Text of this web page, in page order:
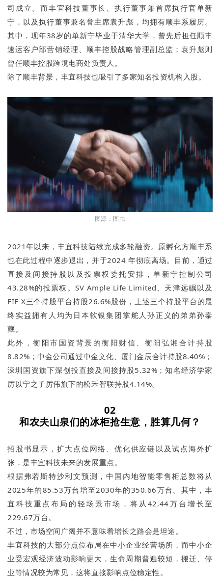
司成立。而丰宜科技董事长、执行董事兼首席执行官单新
宁，以及执行董事兼名誉主席袁升彪，均拥有顺丰系履历。
其中，现年38岁的单新宁毕业于清华大学，曾先后担任顺丰
速运客户部营销经理、顺丰控股战略管理副总监；袁升彪则
曾任顺丰控股跨境电商处负责人。
除了顺丰背景，丰宜科技也吸引了多家知名投资机构入股。
图源：图虫
2021年以来，丰宜科技陆续完成多轮融资。原孵化方顺丰系
也在此过程中逐步退出，并于2024 年彻底离场。目前，通过
直接及间接持股以及投票权委托安排，单新宁控制公司
43.28%的投票权。SV Ample Life Limited、天津远瞩以及
FIF X三个持股平台持股26.6%股份，上述三个持股平台的最
终实益拥有人均为日本软银集团掌舵人孙正义的弟弟孙泰
藏。
此外，衡阳市国资背景的衡阳财信、衡阳弘湘合计持股
8.82%；中金公司通过中金文化、厦门金辰合计持股8.40%；
深圳国资旗下深创投直接及间接持股5.32%；知名经济学家
厉以宁之子厉伟旗下的松禾智联持股4.14%。
02
和农夫山泉们的冰柜抢生意，胜算几何？
招股书显示，扩大点位网络、优化供应链以及试点海外扩
张，是丰宜科技未来的发展重点。
根据弗若斯特沙利文预测，中国内地智能零售柜总数将从
2025年的85.53万台增至2030年的350.66万台。其中，丰
宜科技重点布局的轻场景市场，将从42.44万台增长至
229.67万台。
不过，市场空间广阔并不意味着增长之路会是坦途。
丰宜科技的大部分点位布局在中小企业经营场所，而中小企
业受宏观经济波动影响更大，生命周期普遍较短，搬迁、停
业等情况较为常见，这将直接影响点位稳定性。